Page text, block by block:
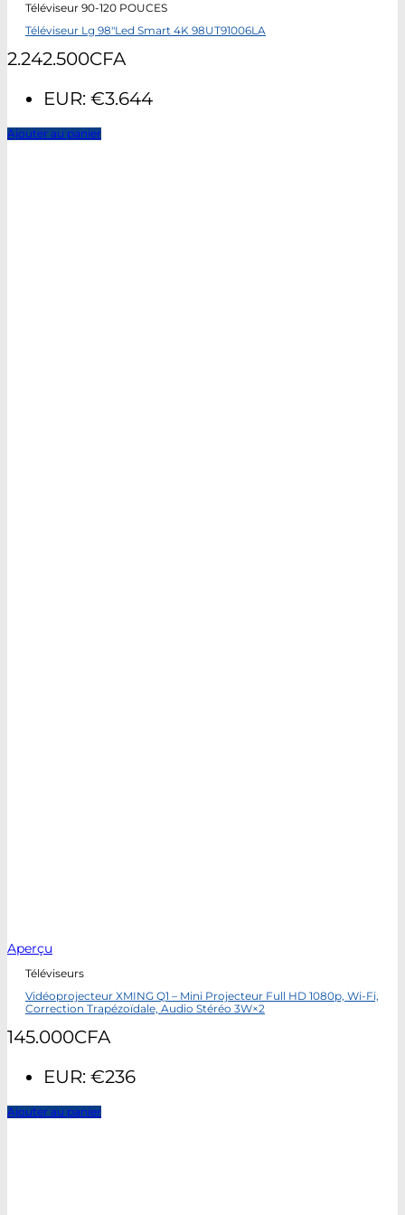
Téléviseur 90-120 POUCES
Téléviseur Lg 98″Led Smart 4K 98UT91006LA
2.242.500CFA
EUR: €3.644
Ajouter au panier
Aperçu
Téléviseurs
Vidéoprojecteur XMING Q1 – Mini Projecteur Full HD 1080p, Wi-Fi,
Correction Trapézoïdale, Audio Stéréo 3W×2
145.000CFA
EUR: €236
Ajouter au panier